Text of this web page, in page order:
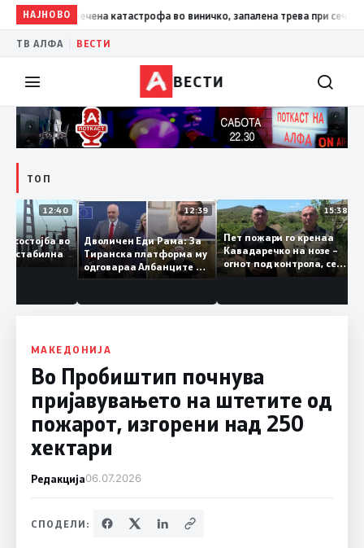
НАЈНОВО
Спречена катастрофа во виничко, запалена трева при сечење со
ТВ АЛФА ВЕСТИ
ВЕСТИ
ТОП
12:40
состојба во
е стабилна
12:39
Дволичен Еди Рама: За
Тиранска платформа му
одговараа Албанците од
Македонија, сега кога му
„персона нон грата“
15:38
Пет пожари го кренаа
Кавадаречко на нозе –
огнот под контрола, се
очекува целосно
МАКЕДОНИЈА
Во Пробиштип почнува
пријавувањето на штетите од
пожарот, изгорени над 250
хектари
Редакција06.07.2026
СПОДЕЛИ: